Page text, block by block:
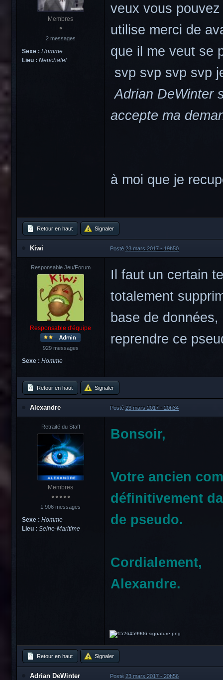
Membres
2 messages
Sexe : Homme
Lieu : Neuchatel
veux vous
utilise merci de
que il me veut se
svp svp svp svp
Adrian DeWinter
accepte ma
à moi que je
Retour en haut Signaler
Kiwi Posté 23 mars 2017 - 19h50
Responsable Jeu/Forum
Responsable d'équipe
929 messages
Sexe : Homme
Il faut un certain
totalement
base de
reprendre ce
Retour en haut Signaler
Alexandre Posté 23 mars 2017 - 20h34
Retraité du Staff
Membres
1 906 messages
Sexe : Homme
Lieu : Seine-Maritime
Bonsoir,
Votre ancien
définitivement
de pseudo.
Cordialement,
Alexandre.
Retour en haut Signaler
Adrian DeWinter Posté 23 mars 2017 - 20h56